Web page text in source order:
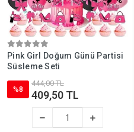
Pink Girl Doğum Günü Partisi
Süsleme Seti
%8
444,00 TL
409,50 TL